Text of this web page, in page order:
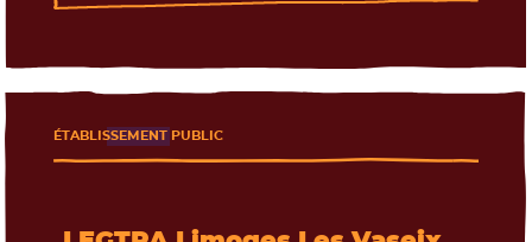
ÉTABLISSEMENT PUBLIC